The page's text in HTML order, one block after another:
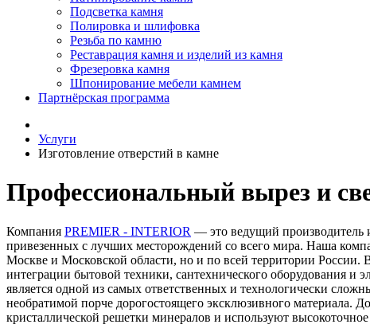
Подсветка камня
Полировка и шлифовка
Резьба по камню
Реставрация камня и изделий из камня
Фрезеровка камня
Шпонирование мебели камнем
Партнёрская программа
Услуги
Изготовление отверстий в камне
Профессиональный вырез и
Компания PREMIER - INTERIOR — это ведущий производитель
привезенных с лучших месторождений со всего мира. Наша
Москве и Московской области, но и по всей территории России.
интеграции бытовой техники, сантехнического оборудования и
является одной из самых ответственных и технологически
необратимой порче дорогостоящего эксклюзивного материала.
кристаллической решетки минералов и используют